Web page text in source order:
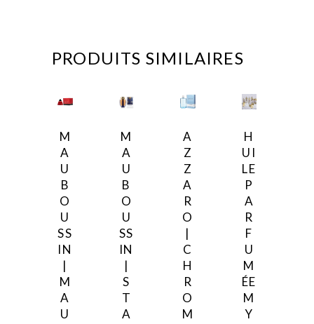
PRODUITS SIMILAIRES
M
A
U
B
O
U
SS
IN
|
M
A
U
M
A
U
B
O
U
SS
IN
|
S
T
A
A
Z
Z
A
R
O
|
C
H
R
O
M
H
UI
LE
P
A
R
F
U
M
ÉE
M
Y